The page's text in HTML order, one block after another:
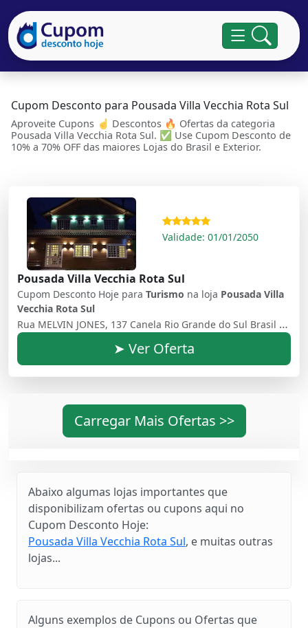
Cupom Desconto para Pousada Villa Vecchia Rota Sul
Aproveite Cupons ☝ Descontos 🔥 Ofertas da categoria
Pousada Villa Vecchia Rota Sul. ✅ Use Cupom Desconto de
10% a 70% OFF das maiores Lojas do Brasil e Exterior.
Validade: 01/01/2050
Pousada Villa Vecchia Rota Sul
Cupom Desconto Hoje para Turismo na loja Pousada Villa
Vecchia Rota Sul
Rua MELVIN JONES, 137 Canela Rio Grande do Sul Brasil - 95680000
➤ Ver Oferta
Carregar Mais Ofertas >>
Abaixo algumas lojas importantes que
disponibilizam ofertas ou cupons aqui no
Cupom Desconto Hoje:
Pousada Villa Vecchia Rota Sul, e muitas outras
lojas...
Alguns exemplos de Cupons ou Ofertas que